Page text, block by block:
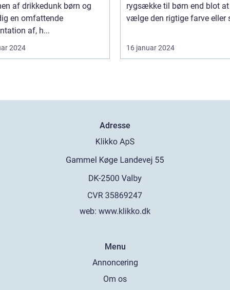
af drikkedunk børn og
en omfattende
af, h...
2024
farten
rygsække til børn end blot at
vælge den rigtige farve eller
16 januar 2024
Adresse
web: www.klikko.dk
Menu
Annoncering
Om os